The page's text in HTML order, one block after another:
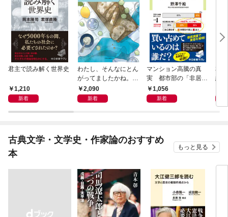
君主で読み解く世界史
1,210
新着
わたし、そんなにとん
がってましたかね。
獅子座、Ａ型、丙午は
めぐる
2,090
新着
マンション高騰の真
実 都市部の「非居住
化」が街を壊す
1,056
新着
私
紀
古典文学・文学史・作家論のおすすめ
本
もっと見る